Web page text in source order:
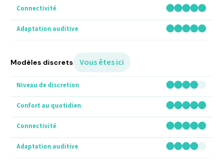
Modèles discrets Vous êtes ici